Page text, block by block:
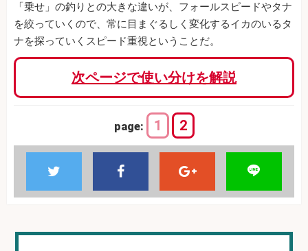
「乗せ」の釣りとの大きな違いが、フォールスピードやタナ
を絞っていくので、常に目まぐるしく変化するイカのいるタ
ナを探っていくスピード重視ということだ。
次ページで使い分けを解説
page: 1 2